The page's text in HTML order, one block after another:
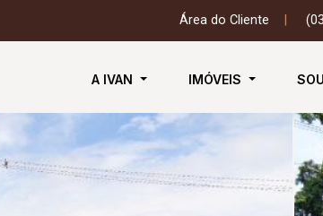
Área do Cliente
A IVAN IMÓVEIS